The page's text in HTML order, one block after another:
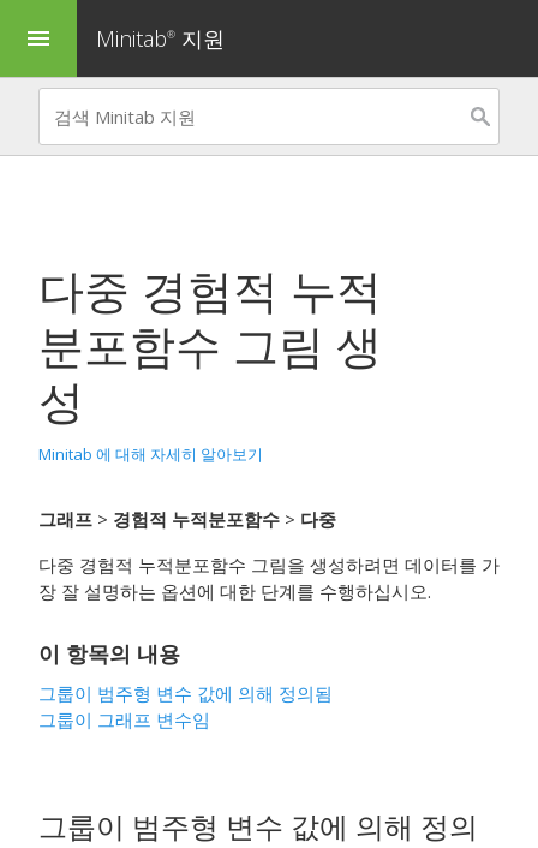
menu Minitab® 지원
다중 경험적 누적
분포함수 그림 생
성
Minitab 에 대해 자세히 알아보기
그래프 > 경험적 누적분포함수 > 다중
다중 경험적 누적분포함수 그림을 생성하려면 데이터를 가
장 잘 설명하는 옵션에 대한 단계를 수행하십시오.
이 항목의 내용
그룹이 범주형 변수 값에 의해 정의됨
그룹이 그래프 변수임
그룹이 범주형 변수 값에 의해 정의